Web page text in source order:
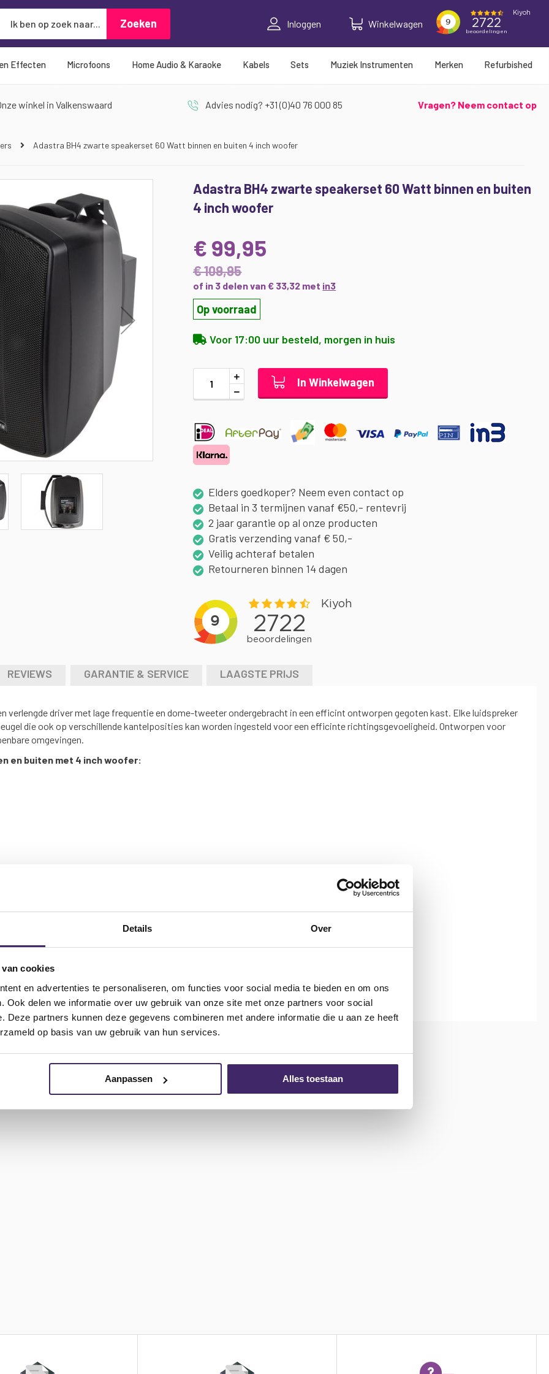
Details Over
cookies
en advertenties te personaliseren, om functies voor social media te bieden en om ons
Ook delen we informatie over uw gebruik van onze site met onze partners voor social
Deze partners kunnen deze gegevens combineren met andere informatie die u aan ze heeft
op basis van uw gebruik van hun services.
Aanpassen Alles toestaan
Zoeken Inloggen Winkelwagen
Effecten Microfoons Home Audio & Karaoke Kabels Sets Muziek Instrumenten Merken Refurbished
winkel in Valkenswaard Advies nodig? +31 (0)40 76 000 85 Vragen? Neem contact op
Adastra BH4 zwarte speakerset 60 Watt binnen en buiten 4 inch woofer
Adastra BH4 zwarte speakerset 60 Watt binnen en buiten
4 inch woofer
€ 99,95
€ 109,95
of in 3 delen van € 33,32 met in3
Op voorraad
Voor 17:00 uur besteld, morgen in huis
In Winkelwagen
Elders goedkoper? Neem even contact op
Betaal in 3 termijnen vanaf €50,- rentevrij
2 jaar garantie op al onze producten
Gratis verzending vanaf € 50,-
Veilig achteraf betalen
Retourneren binnen 14 dagen
REVIEWS GARANTIE & SERVICE LAAGSTE PRIJS
verlengde driver met lage frequentie en dome-tweeter ondergebracht in een efficint ontworpen gegoten kast. Elke luidspreker
die ook op verschillende kantelposities kan worden ingesteld voor een efficinte richtingsgevoeligheid. Ontworpen voor
omgevingen.
en buiten met 4 inch woofer:
en buiten met 4 inch woofer:
u zijn!